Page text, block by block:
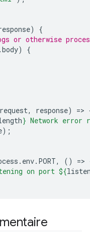
)
{
or otherwise
.body)
{
request, response) =>
} Network error
);
. env. PORT, () =>
on port ${